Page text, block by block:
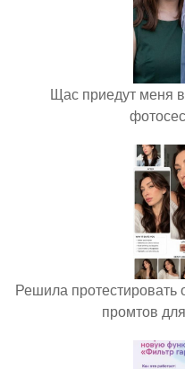
Щас приедут меня
Решила
промтов